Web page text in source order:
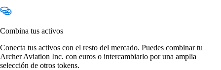
Combina tus activos
Conecta tus activos con el resto del mercado. Puedes combinar tu
Archer Aviation Inc. con euros o intercambiarlo por una amplia
selección de otros tokens.